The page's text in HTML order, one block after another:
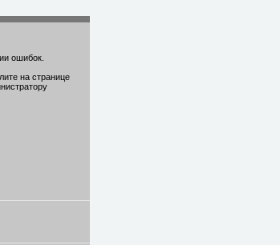
ошибок.
на странице